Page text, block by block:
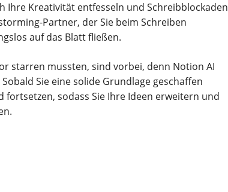
Ihre Kreativität entfesseln und Schreibblockaden
Partner, der Sie beim Schreiben
auf das Blatt fließen.
starren mussten, sind vorbei, denn Notion AI
Sie eine solide Grundlage geschaffen
sodass Sie Ihre Ideen erweitern und